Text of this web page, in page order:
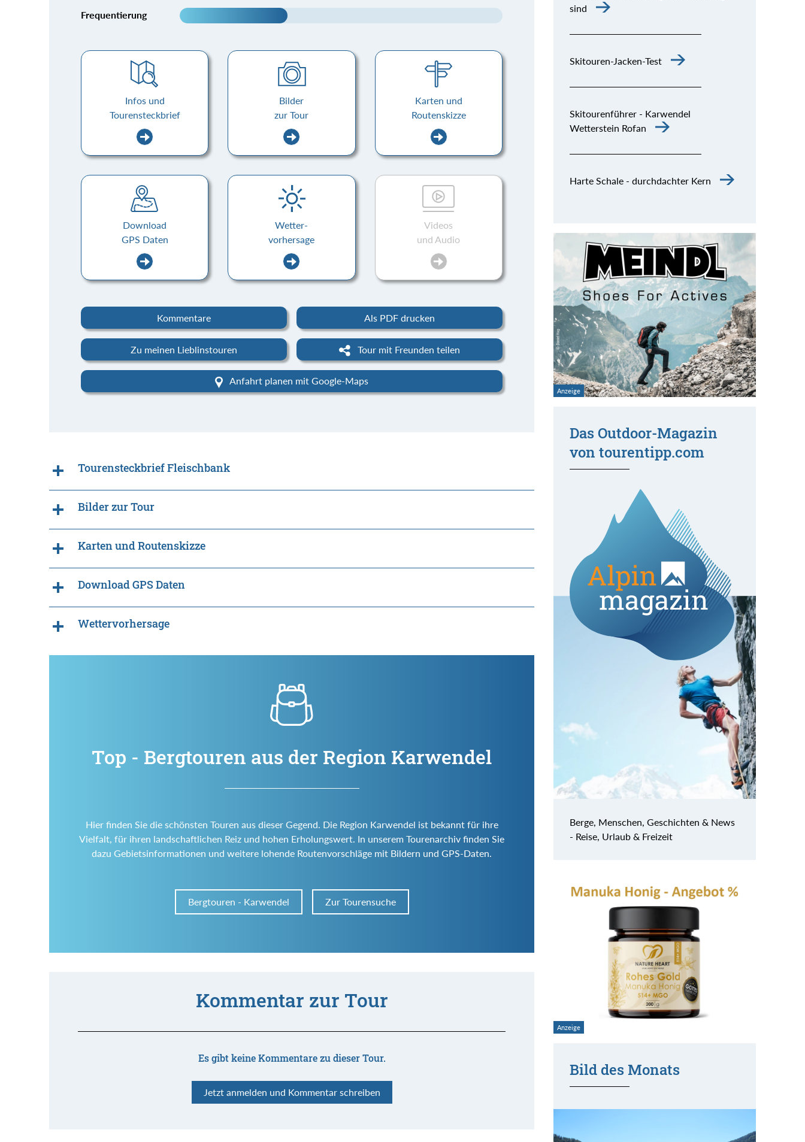
Frequentierung
Infos und
Tourensteckbrief
Bilder
zur Tour
Karten und
Routenskizze
Download
GPS Daten
Wetter-
vorhersage
Videos
und Audio
Kommentare Als PDF drucken
Zu meinen Lieblinstouren Tour mit Freunden teilen
Anfahrt planen mit Google-Maps
Tourensteckbrief Fleischbank
Bilder zur Tour
Karten und Routenskizze
Download GPS Daten
Wettervorhersage
Top - Bergtouren aus der Region Karwendel
Hier finden Sie die schönsten Touren aus dieser Gegend. Die Region Karwendel ist bekannt für ihre
Vielfalt, für ihren landschaftlichen Reiz und hohen Erholungswert. In unserem Tourenarchiv finden Sie
dazu Gebietsinformationen und weitere lohende Routenvorschläge mit Bildern und GPS-Daten.
Bergtouren - Karwendel Zur Tourensuche
Kommentar zur Tour
Es gibt keine Kommentare zu dieser Tour.
Jetzt anmelden und Kommentar schreiben
sind
Skitouren-Jacken-Test
Skitourenführer - Karwendel
Wetterstein Rofan
Harte Schale - durchdachter Kern
Das Outdoor-Magazin
von tourentipp.com
Berge, Menschen, Geschichten & News
- Reise, Urlaub & Freizeit
Bild des Monats